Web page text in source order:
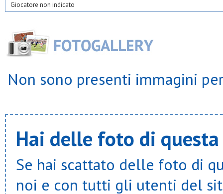
Giocatore non indicato
Non sono presenti immagini
Hai delle foto di
Se hai scattato delle foto di
noi e con tutti gli utenti del sito